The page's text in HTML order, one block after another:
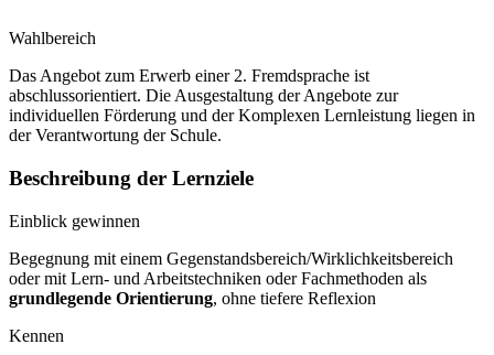
Wahlbereich
Das Angebot zum Erwerb einer 2. Fremdsprache ist
abschlussorientiert. Die Ausgestaltung der Angebote zur
individuellen Förderung und der Komplexen Lernleistung liegen in
der Verantwortung der Schule.
Beschreibung der Lernziele
Einblick gewinnen
Begegnung mit einem Gegenstandsbereich/Wirklichkeitsbereich
oder mit Lern- und Arbeitstechniken oder Fachmethoden als
grundlegende Orientierung, ohne tiefere Reflexion
Kennen